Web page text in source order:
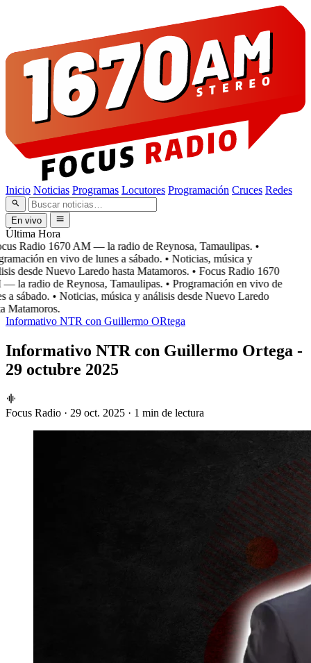
Inicio Noticias Programas Locutores Programación Cruces Redes
En vivo
Última Hora
Radio 1670 AM — la radio de Reynosa, Tamaulipas. •
en vivo de lunes a sábado. • Noticias, música y
desde Nuevo Laredo hasta Matamoros. • Focus Radio 1670
la radio de Reynosa, Tamaulipas. • Programación en vivo de
a sábado. • Noticias, música y análisis desde Nuevo Laredo
Matamoros.
Informativo NTR con Guillermo ORtega
Informativo NTR con Guillermo Ortega -
29 octubre 2025
Focus Radio · 29 oct. 2025 · 1 min de lectura